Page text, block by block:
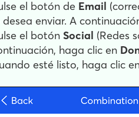
el botón de Email
desea enviar. A
el botón Social (Redes
haga clic en
esté listo, haga clic